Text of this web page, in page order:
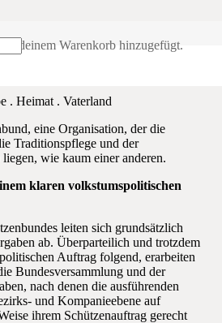
deinem Warenkorb hinzugefügt.
. Heimat . Vaterland
eine Organisation, der die
Traditionspflege und der
wie kaum einer anderen.
klaren volkstumspolitischen
leiten sich grundsätzlich
ab. Überparteilich und trotzdem
Auftrag folgend, erarbeiten
Bundesversammlung und der
nach denen die ausführenden
und Kompanieebene auf
ihrem Schützenauftrag gerecht